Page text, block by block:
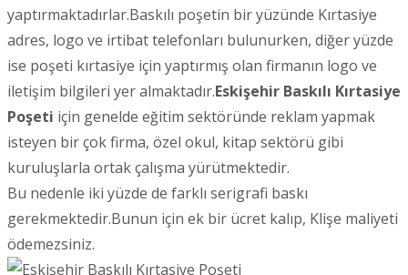
yaptırmaktadırlar.Baskılı poşetin bir yüzünde Kırtasiye
adres, logo ve irtibat telefonları bulunurken, diğer yüzde
ise poşeti kırtasiye için yaptırmış olan firmanın logo ve
iletişim bilgileri yer almaktadır.Eskişehir Baskılı Kırtasiye
Poşeti için genelde eğitim sektöründe reklam yapmak
isteyen bir çok firma, özel okul, kitap sektörü gibi
kuruluşlarla ortak çalışma yürütmektedir.
Bu nedenle iki yüzde de farklı serigrafi baskı
gerekmektedir.Bunun için ek bir ücret kalıp, Klişe maliyeti
ödemezsiniz.